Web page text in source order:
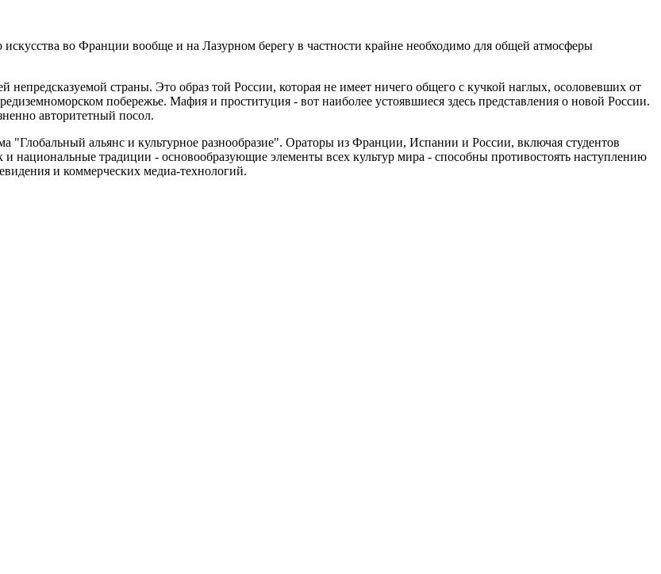
во Франции вообще и на Лазурном берегу в частности крайне необходимо для общей атмосферы
страны. Это образ той России, которая не имеет ничего общего с кучкой наглых, осоловевших от
побережье. Мафия и проституция - вот наиболее устоявшиеся здесь представления о новой России.
авторитетный посол.
"Глобальный альянс и культурное разнообразие". Ораторы из Франции, Испании и России, включая студентов
традиции - основообразующие элементы всех культур мира - способны противостоять наступлению
и коммерческих медиа-технологий.